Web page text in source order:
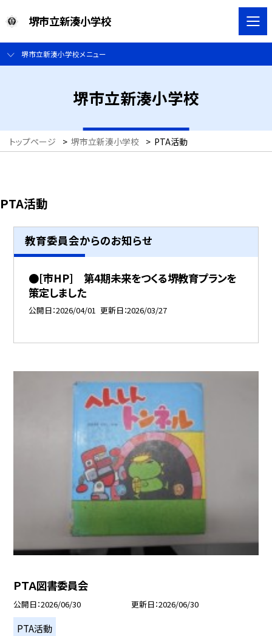
堺市立新湊小学校
堺市立新湊小学校メニュー
堺市立新湊小学校
トップページ > 堺市立新湊小学校 > PTA活動
PTA活動
教育委員会からのお知らせ
●[市HP] 第4期未来をつくる堺教育プランを
策定しました
公開日 2026/04/01 更新日 2026/03/27
ＰＴＡ図書委員会
公開日 2026/06/30 更新日 2026/06/30
PTA活動